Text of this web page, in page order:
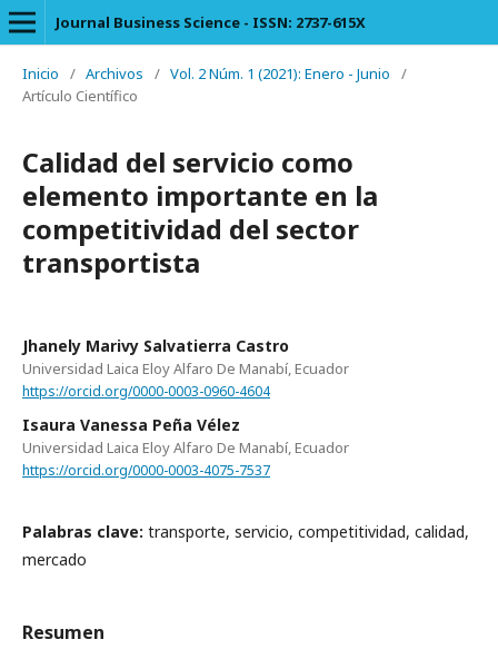
Journal Business Science - ISSN: 2737-615X
Inicio / Archivos / Vol. 2 Núm. 1 (2021): Enero - Junio
/
Artículo Científico
Calidad del servicio como
elemento importante en la
competitividad del sector
transportista
Jhanely Marivy Salvatierra Castro
Universidad Laica Eloy Alfaro De Manabí, Ecuador
https://orcid.org/0000-0003-0960-4604
Isaura Vanessa Peña Vélez
Universidad Laica Eloy Alfaro De Manabí, Ecuador
https://orcid.org/0000-0003-4075-7537
Palabras clave: transporte, servicio, competitividad, calidad,
mercado
Resumen